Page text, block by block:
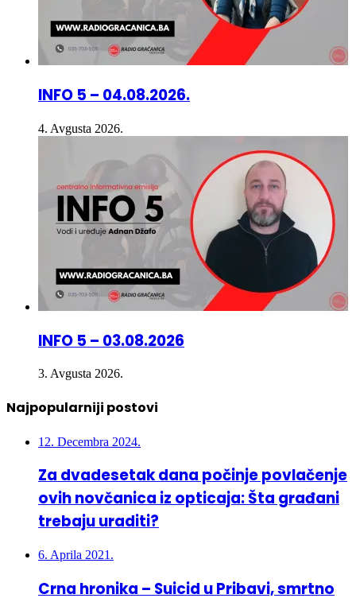
INFO 5 – 04.08.2026.
INFO 5 – 03.08.2026
3. Avgusta 2026.
Najpopularniji postovi
12. Decembra 2024.
Za dvadesetak dana počinje povlačenje
ovih novčanica iz opticaja: Šta građani
trebaju uraditi?
6. Aprila 2021.